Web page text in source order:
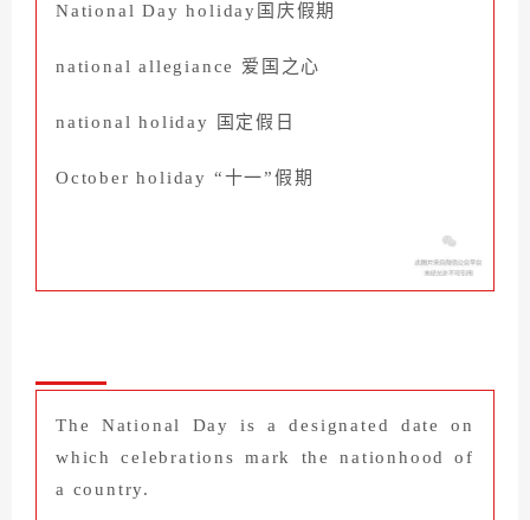
National Day holiday 国庆假期
national allegiance 爱国之心
national holiday 国定假日
October holiday “十一”假期
The National Day is a designated date on
which celebrations mark the nationhood of
a country.